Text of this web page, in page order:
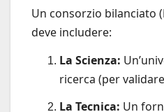
Un consorzio bilanciato
deve includere:
La Scienza:
ricerca (per
La Tecnica: Un